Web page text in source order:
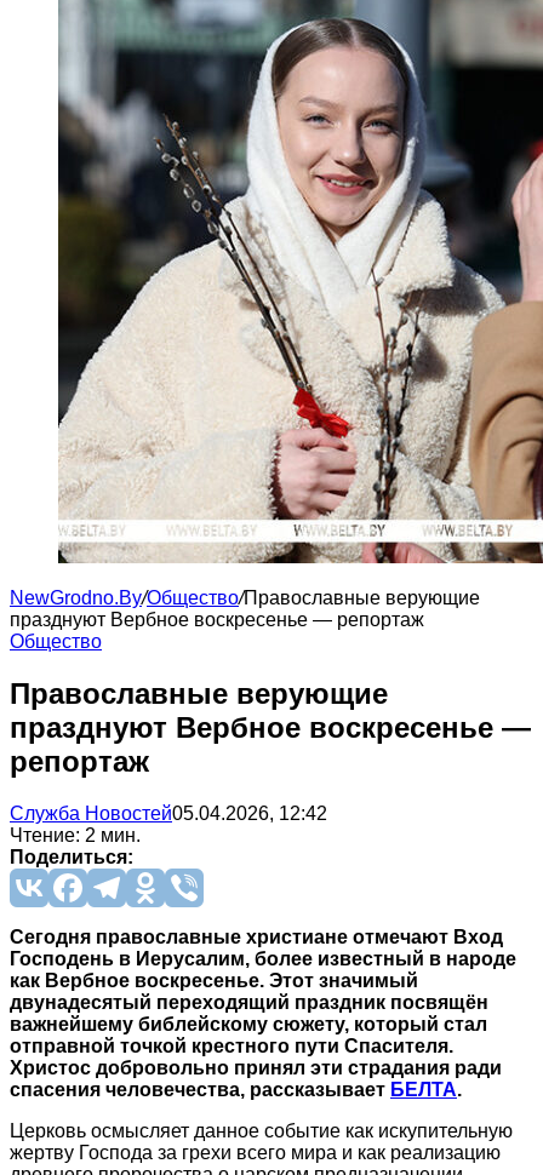
NewGrodno.By/Общество/Православные верующие
празднуют Вербное воскресенье — репортаж
Общество
Православные верующие
празднуют Вербное воскресенье —
репортаж
Служба Новостей05.04.2026, 12:42
Чтение: 2 мин.
Поделиться:
Сегодня православные христиане отмечают Вход
Господень в Иерусалим, более известный в народе
как Вербное воскресенье. Этот значимый
двунадесятый переходящий праздник посвящён
важнейшему библейскому сюжету, который стал
отправной точкой крестного пути Спасителя.
Христос добровольно принял эти страдания ради
спасения человечества, рассказывает БЕЛТА.
Церковь осмысляет данное событие как искупительную
жертву Господа за грехи всего мира и как реализацию